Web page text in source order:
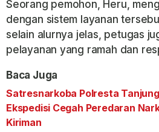
Seorang pemohon, Heru,
dengan sistem layanan
selain alurnya jelas, petugas
pelayanan yang ramah dan
Baca Juga
Satresnarkoba Polresta
Ekspedisi Cegah Peredaran
Kiriman